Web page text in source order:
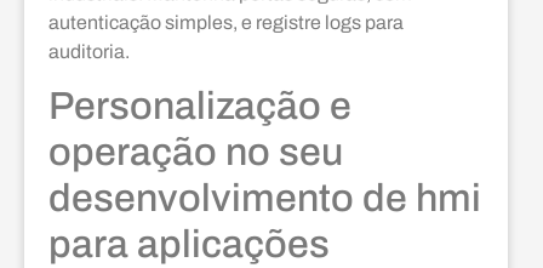
autenticação simples, e registre logs para
auditoria.
Personalização e
operação no seu
desenvolvimento de hmi
para aplicações